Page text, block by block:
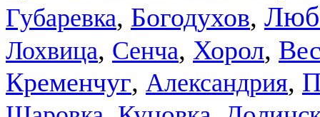
Губаревка, Богодухов,
Лохвица, Сенча, Хорол,
Кременчуг, Александрия,